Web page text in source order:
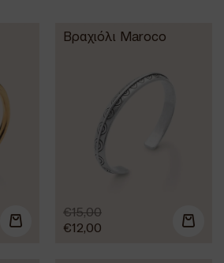
Βραχιόλι Maroco
€15,00
€12,00